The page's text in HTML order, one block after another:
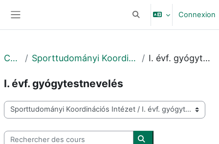
Activer/désactiver la
Connexion
Cours Sporttudományi Koordinációs Intézet I. évf. gyógytestnevelés
I. évf. gyógytestnevelés
Catégories de cours
Rechercher des cours